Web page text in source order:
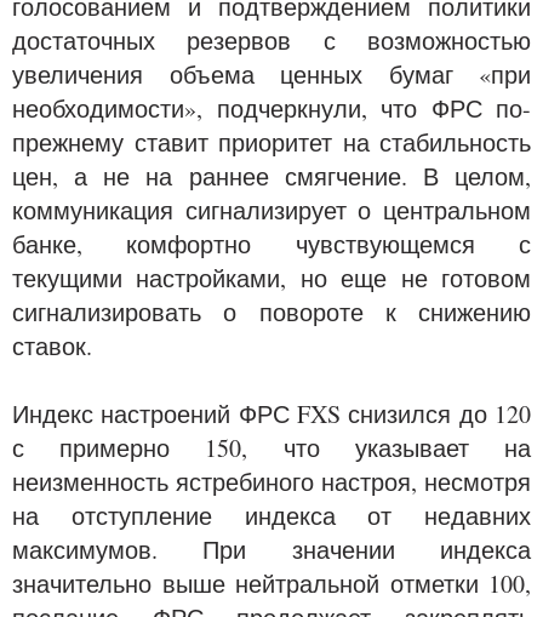
голосованием и подтверждением политики
достаточных резервов с возможностью
увеличения объема ценных бумаг «при
необходимости», подчеркнули, что ФРС по-
прежнему ставит приоритет на стабильность
цен, а не на раннее смягчение. В целом,
коммуникация сигнализирует о центральном
банке, комфортно чувствующемся с
текущими настройками, но еще не готовом
сигнализировать о повороте к снижению
ставок.
Индекс настроений ФРС FXS снизился до 120
с примерно 150, что указывает на
неизменность ястребиного настроя, несмотря
на отступление индекса от недавних
максимумов. При значении индекса
значительно выше нейтральной отметки 100,